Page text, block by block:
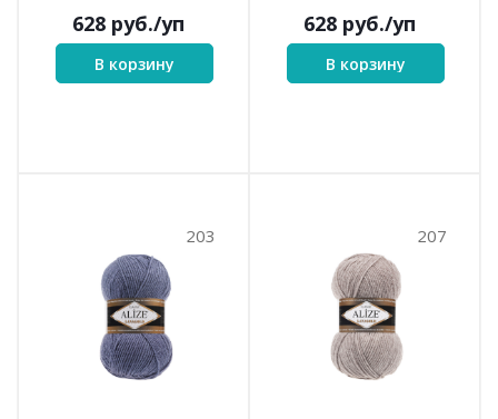
628 руб./уп
В корзину
628 руб./уп
В корзину
203 207